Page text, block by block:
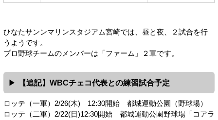
ひなたサンンマリンスタジアム宮崎では、昼と夜、２試合を行
うようです。
プロ野球チームのメンバーは「ファーム」２軍です。
【追記】WBCチェコ代表との練習試合予定
ロッテ（一軍）2/26(木) 12:30開始 都城運動公園（野球場）
ロッテ（二軍）2/22(日)12:30開始 都城運動公園野球場「コアラ